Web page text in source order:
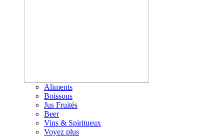
Aliments
Boissons
Jus Fruités
Beer
Vins & Spiritueux
Voyez plus